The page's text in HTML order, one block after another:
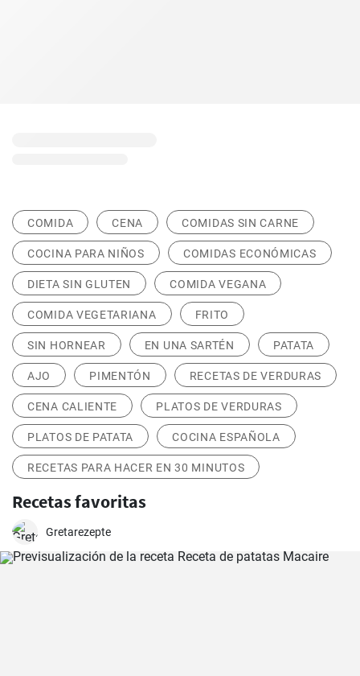
COMIDA CENA COMIDAS SIN CARNE
COCINA PARA NIÑOS COMIDAS ECONÓMICAS
DIETA SIN GLUTEN COMIDA VEGANA
COMIDA VEGETARIANA FRITO
SIN HORNEAR EN UNA SARTÉN PATATA
AJO PIMENTÓN RECETAS DE VERDURAS
CENA CALIENTE PLATOS DE VERDURAS
PLATOS DE PATATA COCINA ESPAÑOLA
RECETAS PARA HACER EN 30 MINUTOS
Recetas favoritas
Gretarezepte